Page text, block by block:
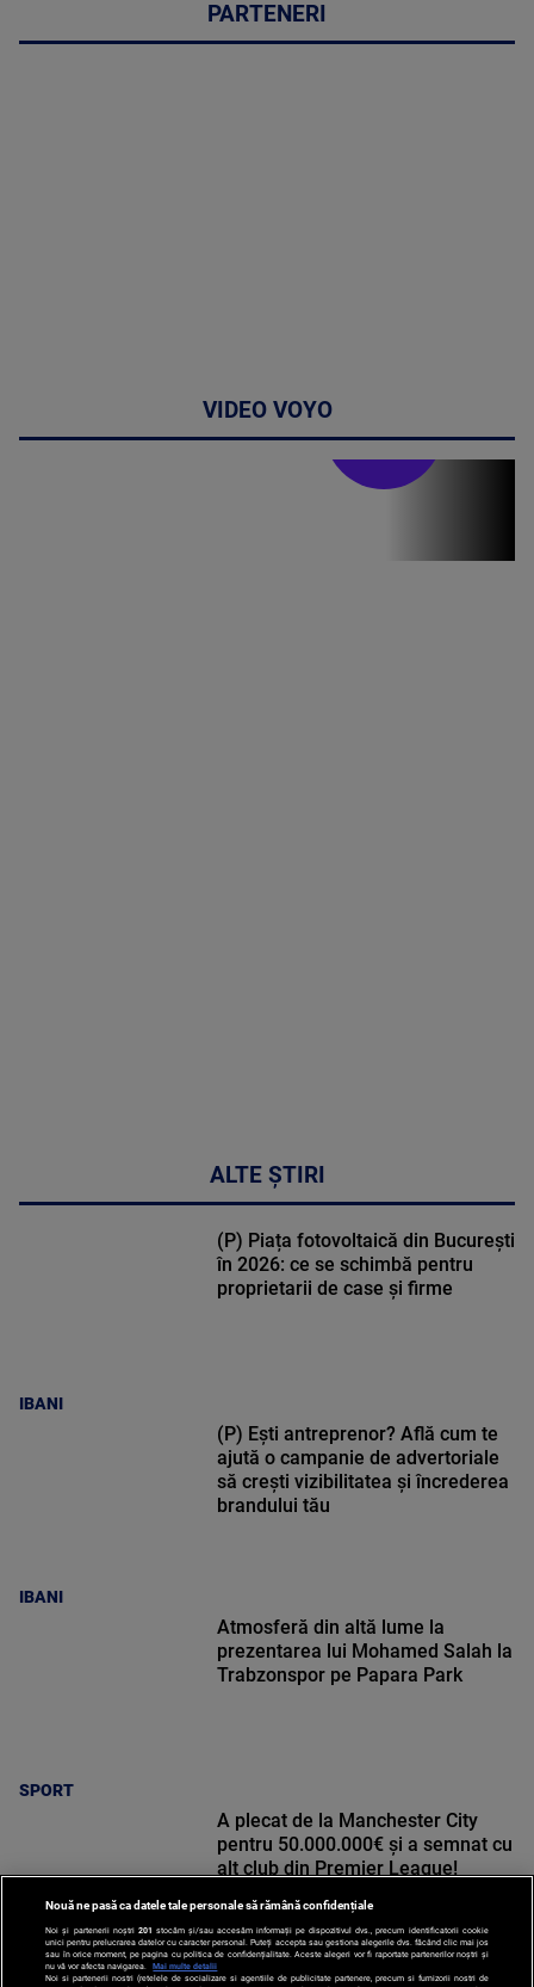
PARTENERI
VIDEO VOYO
ALTE ȘTIRI
IBANI
(P) Piața fotovoltaică din București
în 2026: ce se schimbă pentru
proprietarii de case și firme
IBANI
(P) Ești antreprenor? Află cum te
ajută o campanie de advertoriale
să crești vizibilitatea și încrederea
brandului tău
SPORT
Atmosferă din altă lume la
prezentarea lui Mohamed Salah la
Trabzonspor pe Papara Park
A plecat de la Manchester City
pentru 50.000.000€ și a semnat cu
alt club din Premier League!
Nouă ne pasă ca datele tale personale să rămână confidențiale
Noi și partenerii noștri 201 stocăm și/sau accesăm informații pe dispozitivul dvs., precum identificatorii cookie
unici pentru prelucrarea datelor cu caracter personal. Puteți accepta sau gestiona alegerile dvs. făcând clic mai jos
sau în orice moment, pe pagina cu politica de confidențialitate. Aceste alegeri vor fi raportate partenerilor noștri și
nu vă vor afecta navigarea.
Mai multe detalii
Noi si partenerii nostri (retelele de socializare si agentiile de publicitate partenere, precum si furnizorii nostri de